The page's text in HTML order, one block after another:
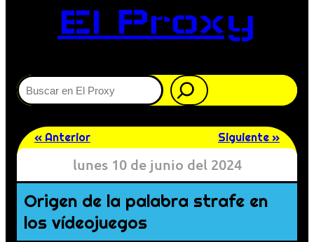
El Proxy
Buscar
« Anterior Siguiente »
lunes 10 de junio del 2024
Origen de la palabra strafe en
los vídeojuegos